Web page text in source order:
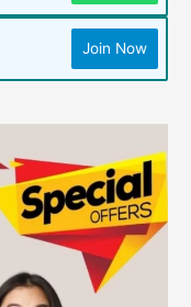
Join Now